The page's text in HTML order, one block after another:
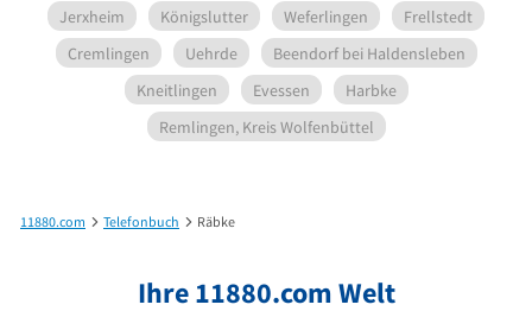
Jerxheim
Königslutter Weferlingen
Frellstedt
Cremlingen
Uehrde
Beendorf bei Haldensleben
Kneitlingen
Evessen
Harbke
Remlingen, Kreis Wolfenbüttel
11880.com Telefonbuch Räbke
Ihre 11880.com Welt